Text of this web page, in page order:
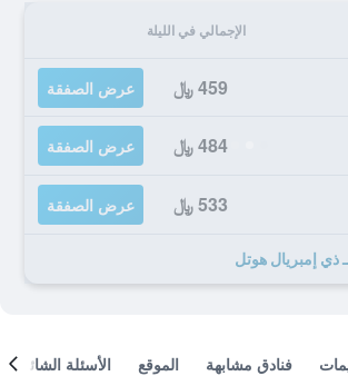
الإجمالي في الليلة
459 ﷼ عرض الصفقة
484 ﷼ عرض الصفقة
533 ﷼ عرض الصفقة
فنادق مشابهة الموقع الأسئلة الشائعة